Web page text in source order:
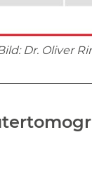
Dr. Oliver